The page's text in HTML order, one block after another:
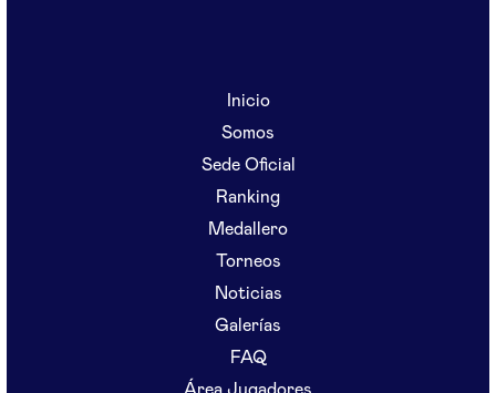
Inicio
Somos
Sede Oficial
Ranking
Medallero
Torneos
Noticias
Galerías
FAQ